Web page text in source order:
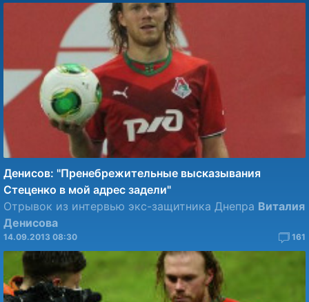
Денисов: "Пренебрежительные высказывания
Стеценко в мой адрес задели"
Отрывок из интервью экс-защитника Днепра Виталия
Денисова
14.09.2013 08:30 161